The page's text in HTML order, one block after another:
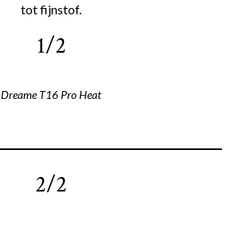
tot fijnstof.
1/2
Dreame T16 Pro Heat
2/2